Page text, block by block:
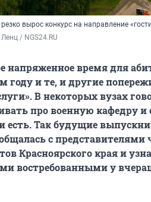
вырос конкурс на направление
/ NGS24.RU
напряженное время для
году и те, и другие
В некоторых вузах
про военную кафедру
есть. Так будущие
с
Красноярского края и
востребованными у